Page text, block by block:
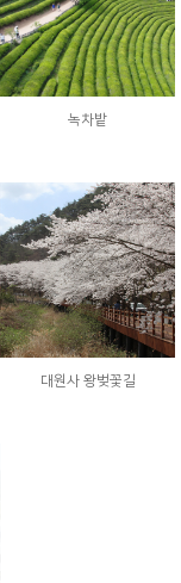
녹차밭
대원사 왕벚꽃길